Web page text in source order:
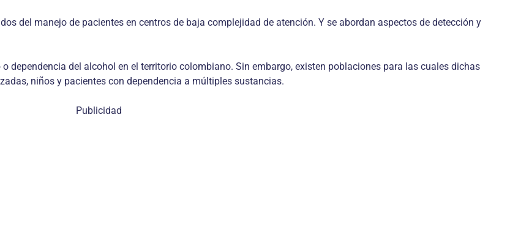
del manejo de pacientes en centros de baja complejidad de atención. Y se abordan aspectos de detección y
dependencia del alcohol en el territorio colombiano. Sin embargo, existen poblaciones para las cuales dichas
niños y pacientes con dependencia a múltiples sustancias.
Publicidad